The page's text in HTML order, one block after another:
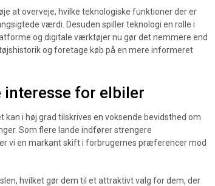
at overveje, hvilke teknologiske funktioner der er
værdi. Desuden spiller teknologi en rolle i
og digitale værktøjer nu gør det nemmere end
og foretage køb på en mere informeret
interesse for elbiler
i høj grad tilskrives en voksende bevidsthed om
Som flere lande indfører strengere
vi en markant skift i forbrugernes præferencer mod
hvilket gør dem til et attraktivt valg for dem, der